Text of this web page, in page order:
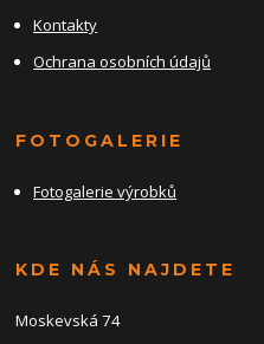
Kontakty
Ochrana osobních údajů
FOTOGALERIE
Fotogalerie výrobků
KDE NÁS NAJDETE
Moskevská 74